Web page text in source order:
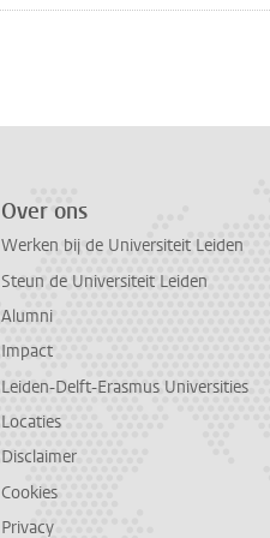
Over ons
Werken bij de Universiteit Leiden
Steun de Universiteit Leiden
Alumni
Impact
Leiden-Delft-Erasmus Universities
Locaties
Disclaimer
Cookies
Privacy